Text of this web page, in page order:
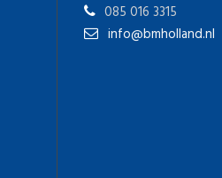
085 016 3315
info@bmholland.nl